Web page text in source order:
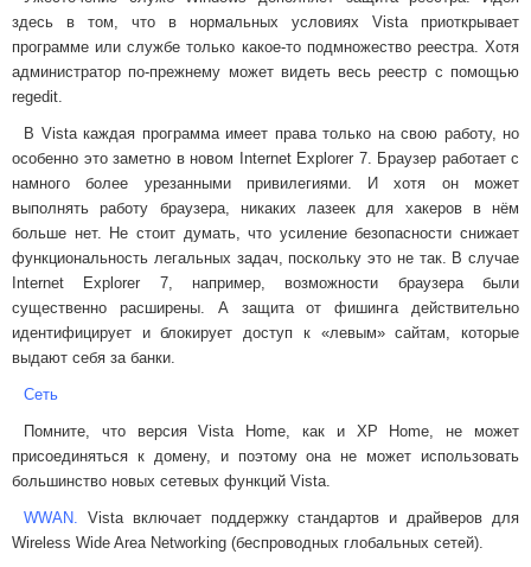
здесь в том, что в нормальных условиях Vista приоткрывает
программе или службе только какое-то подмножество реестра. Хотя
администратор по-прежнему может видеть весь реестр с помощью
regedit.
В Vista каждая программа имеет права только на свою работу, но
особенно это заметно в новом Internet Explorer 7. Браузер работает с
намного более урезанными привилегиями. И хотя он может
выполнять работу браузера, никаких лазеек для хакеров в нём
больше нет. Не стоит думать, что усиление безопасности снижает
функциональность легальных задач, поскольку это не так. В случае
Internet Explorer 7, например, возможности браузера были
существенно расширены. А защита от фишинга действительно
идентифицирует и блокирует доступ к «левым» сайтам, которые
выдают себя за банки.
Сеть
Помните, что версия Vista Home, как и XP Home, не может
присоединяться к домену, и поэтому она не может использовать
большинство новых сетевых функций Vista.
WWAN. Vista включает поддержку стандартов и драйверов для
Wireless Wide Area Networking (беспроводных глобальных сетей).